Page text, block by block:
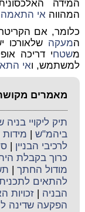
המהווה אי התאמה
כלומר, אם
המעקה שלאורכו
משטח
למשתמש, ואי
מאמרים
תיק ליקויי
ביהמ"ש
מידות
לרכיבי הבניין |
כרוך בקבלת
מודול החתך
להתאים
הבניה |זכויות
הפקעה שדינה